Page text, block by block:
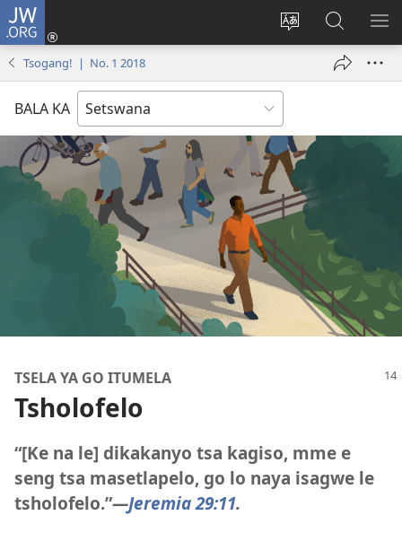
JW.ORG
Fetola
Tsena
e
Senka
JW.ORG/
Tsogang! | No. 1 2018
BALA KA
TSELA YA GO ITUMELA
Tsholofelo
“[Ke na le] dikakanyo tsa kagiso, mme e
seng tsa masetlapelo, go lo naya isagwe le
tsholofelo.”—Jeremia 29:11.